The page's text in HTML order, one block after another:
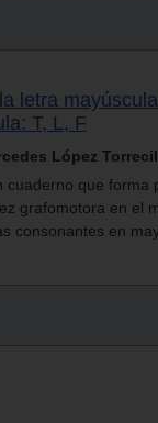
letra
T, L, F
López
cuaderno que forma
grafomotora en el
consonantes en